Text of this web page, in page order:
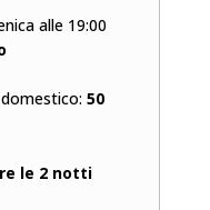
alle 19:00
50
le 2 notti